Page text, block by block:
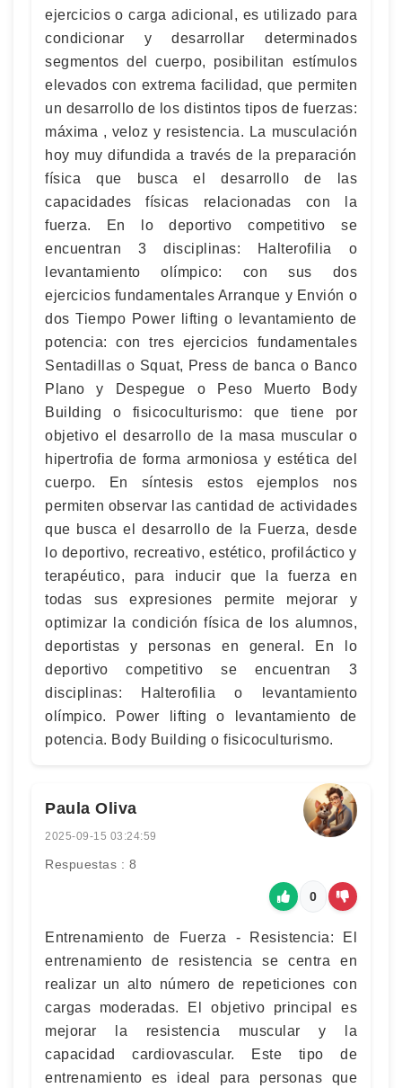
ejercicios o carga adicional, es utilizado para
condicionar y desarrollar determinados
segmentos del cuerpo, posibilitan estímulos
elevados con extrema facilidad, que permiten
un desarrollo de los distintos tipos de fuerzas:
máxima , veloz y resistencia. La musculación
hoy muy difundida a través de la preparación
física que busca el desarrollo de las
capacidades físicas relacionadas con la
fuerza. En lo deportivo competitivo se
encuentran 3 disciplinas: Halterofilia o
levantamiento olímpico: con sus dos
ejercicios fundamentales Arranque y Envión o
dos Tiempo Power lifting o levantamiento de
potencia: con tres ejercicios fundamentales
Sentadillas o Squat, Press de banca o Banco
Plano y Despegue o Peso Muerto Body
Building o fisicoculturismo: que tiene por
objetivo el desarrollo de la masa muscular o
hipertrofia de forma armoniosa y estética del
cuerpo. En síntesis estos ejemplos nos
permiten observar las cantidad de actividades
que busca el desarrollo de la Fuerza, desde
lo deportivo, recreativo, estético, profiláctico y
terapéutico, para inducir que la fuerza en
todas sus expresiones permite mejorar y
optimizar la condición física de los alumnos,
deportistas y personas en general. En lo
deportivo competitivo se encuentran 3
disciplinas: Halterofilia o levantamiento
olímpico. Power lifting o levantamiento de
potencia. Body Building o fisicoculturismo.
Paula Oliva
2025-09-15 03:24:59
Respuestas : 8
0
Entrenamiento de Fuerza - Resistencia: El
entrenamiento de resistencia se centra en
realizar un alto número de repeticiones con
cargas moderadas. El objetivo principal es
mejorar la resistencia muscular y la
capacidad cardiovascular. Este tipo de
entrenamiento es ideal para personas que